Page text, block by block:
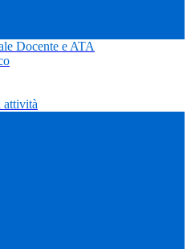
Docente e ATA
attività